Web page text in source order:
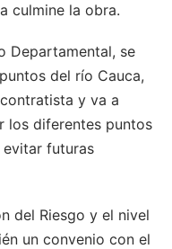
culmine la obra.
Departamental, se
del río Cauca,
y va a
los diferentes puntos
futuras
del Riesgo y el nivel
un convenio con el